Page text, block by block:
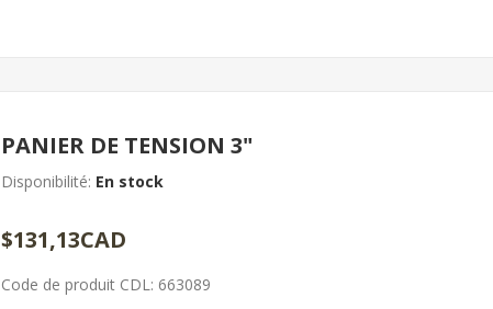
PANIER DE TENSION 3"
Disponibilité: En stock
$131,13CAD
Code de produit CDL: 663089